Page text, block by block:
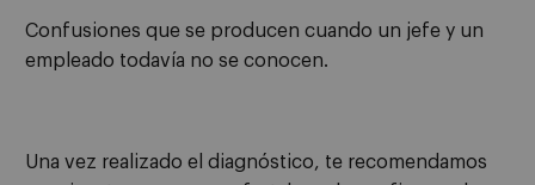
Confusiones que se producen cuando un jefe y un
empleado todavía no se conocen.
Una vez realizado el diagnóstico, te recomendamos